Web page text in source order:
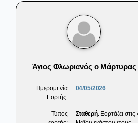
Άγιος Φλωριανός ο Μάρτυρας
Ημερομηνία
Εορτής:
04/05/2026
Τύπος
Σταθερή. Εορτάζει στις